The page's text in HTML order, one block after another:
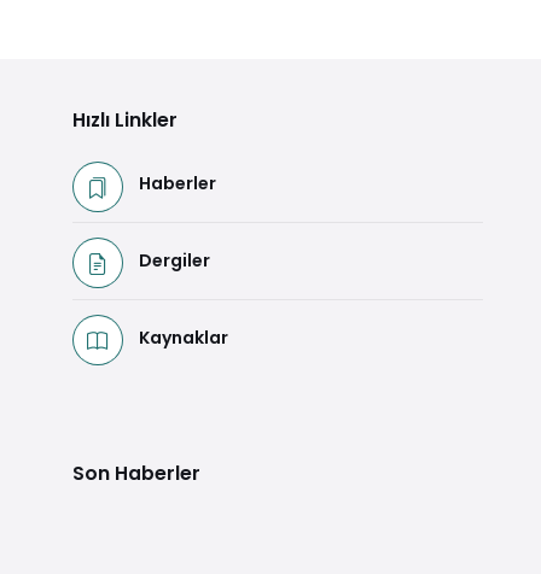
Hızlı Linkler
Haberler
Dergiler
Kaynaklar
Son Haberler